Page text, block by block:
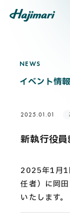
NEWS
NEWS
イベント情
2025.01.01
新執行役
2025年1月1
任者）に岡
いたします。